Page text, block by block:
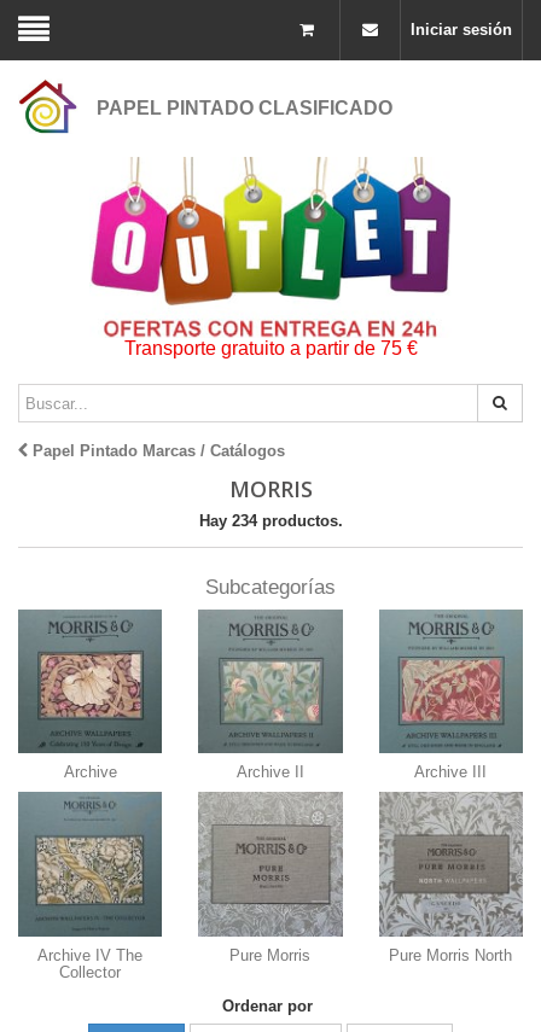
Iniciar sesión
PAPEL PINTADO CLASIFICADO
Transporte gratuito a partir de 75 €
Papel Pintado Marcas / Catálogos
MORRIS
Hay 234 productos.
Subcategorías
Archive Archive II Archive III
Archive IV The
Collector
Pure Morris Pure Morris North
Ordenar por